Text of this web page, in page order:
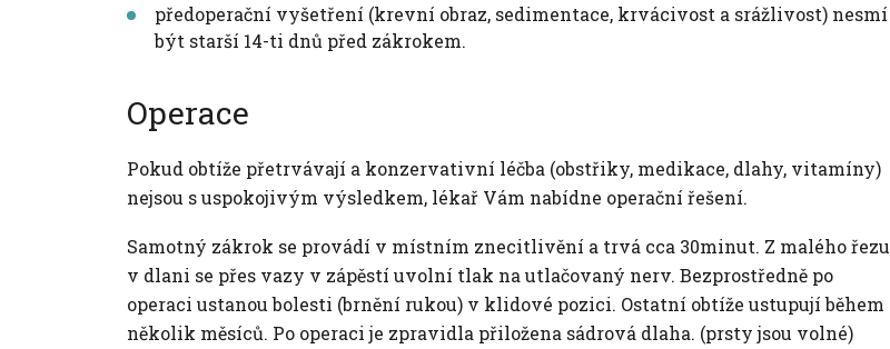
předoperační vyšetření (krevní obraz, sedimentace, krvácivost a srážlivost) nesmí
být starší 14-ti dnů před zákrokem.
Operace
Pokud obtíže přetrvávají a konzervativní léčba (obstřiky, medikace, dlahy, vitamíny)
nejsou s uspokojivým výsledkem, lékař Vám nabídne operační řešení.
Samotný zákrok se provádí v místním znecitlivění a trvá cca 30minut. Z malého řezu
v dlani se přes vazy v zápěstí uvolní tlak na utlačovaný nerv. Bezprostředně po
operaci ustanou bolesti (brnění rukou) v klidové pozici. Ostatní obtíže ustupují během
několik měsíců. Po operaci je zpravidla přiložena sádrová dlaha. (prsty jsou volné)